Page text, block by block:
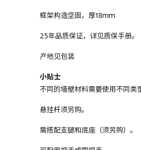
框架构造坚固，厚18mm
25年品质保证，详见质保手册。
产地见包装
小贴士
不同的墙壁材料需要使用不同类
悬挂杆须另购。
需搭配支腿和底座（须另购）。